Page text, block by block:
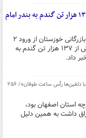
ورود ۲ کشتی حامل ۱۳۷ هزار تن گندم به بندر امام
مدیرکل غله و خدمات بازرگانی خوزستان از ورود ۲
فروند کشتی حامل بیش از ۱۳۷ هزار تن گندم به
داد.
دلفین‌ها رأس ساعت طوفان»/ ۲۵۶
استان اصفهان بود،
داشت به همین دلیل